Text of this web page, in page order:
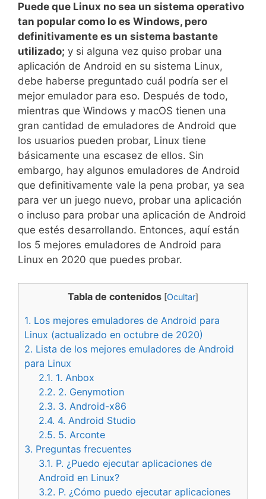
Puede que Linux no sea un sistema operativo
tan popular como lo es Windows, pero
definitivamente es un sistema bastante
utilizado; y si alguna vez quiso probar una
aplicación de Android en su sistema Linux,
debe haberse preguntado cuál podría ser el
mejor emulador para eso. Después de todo,
mientras que Windows y macOS tienen una
gran cantidad de emuladores de Android que
los usuarios pueden probar, Linux tiene
básicamente una escasez de ellos. Sin
embargo, hay algunos emuladores de Android
que definitivamente vale la pena probar, ya sea
para ver un juego nuevo, probar una aplicación
o incluso para probar una aplicación de Android
que estés desarrollando. Entonces, aquí están
los 5 mejores emuladores de Android para
Linux en 2020 que puedes probar.
Tabla de contenidos [Ocultar]
1. Los mejores emuladores de Android para
Linux (actualizado en octubre de 2020)
2. Lista de los mejores emuladores de Android
para Linux
2.1. 1. Anbox
2.2. 2. Genymotion
2.3. 3. Android-x86
2.4. 4. Android Studio
2.5. 5. Arconte
3. Preguntas frecuentes
3.1. P. ¿Puedo ejecutar aplicaciones de
Android en Linux?
3.2. P. ¿Cómo puedo ejecutar aplicaciones